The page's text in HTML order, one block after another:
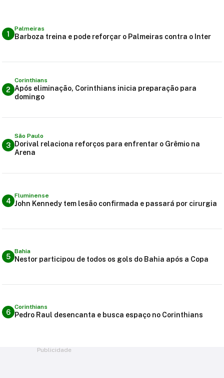
1
Palmeiras
Barboza treina e pode reforçar o Palmeiras contra o Inter
2
Corinthians
Após eliminação, Corinthians inicia preparação para
domingo
3
São Paulo
Dorival relaciona reforços para enfrentar o Grêmio na
Arena
4
Fluminense
John Kennedy tem lesão confirmada e passará por cirurgia
5
Bahia
Nestor participou de todos os gols do Bahia após a Copa
6
Corinthians
Pedro Raul desencanta e busca espaço no Corinthians
Publicidade